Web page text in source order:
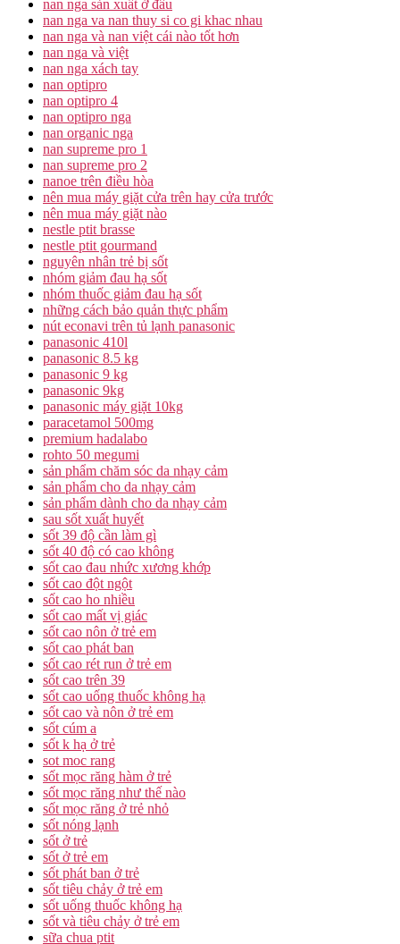
nan nga sản xuất ở đâu
nan nga va nan thuy si co gi khac nhau
nan nga và nan việt cái nào tốt hơn
nan nga và việt
nan nga xách tay
nan optipro
nan optipro 4
nan optipro nga
nan organic nga
nan supreme pro 1
nan supreme pro 2
nanoe trên điều hòa
nên mua máy giặt cửa trên hay cửa trước
nên mua máy giặt nào
nestle ptit brasse
nestle ptit gourmand
nguyên nhân trẻ bị sốt
nhóm giảm đau hạ sốt
nhóm thuốc giảm đau hạ sốt
những cách bảo quản thực phẩm
nút econavi trên tủ lạnh panasonic
panasonic 410l
panasonic 8.5 kg
panasonic 9 kg
panasonic 9kg
panasonic máy giặt 10kg
paracetamol 500mg
premium hadalabo
rohto 50 megumi
sản phẩm chăm sóc da nhạy cảm
sản phẩm cho da nhạy cảm
sản phẩm dành cho da nhạy cảm
sau sốt xuất huyết
sốt 39 độ cần làm gì
sốt 40 độ có cao không
sốt cao đau nhức xương khớp
sốt cao đột ngột
sốt cao ho nhiều
sốt cao mất vị giác
sốt cao nôn ở trẻ em
sốt cao phát ban
sốt cao rét run ở trẻ em
sốt cao trên 39
sốt cao uống thuốc không hạ
sốt cao và nôn ở trẻ em
sốt cúm a
sốt k hạ ở trẻ
sot moc rang
sốt mọc răng hàm ở trẻ
sốt mọc răng như thế nào
sốt mọc răng ở trẻ nhỏ
sốt nóng lạnh
sốt ở trẻ
sốt ở trẻ em
sốt phát ban ở trẻ
sốt tiêu chảy ở trẻ em
sốt uống thuốc không hạ
sốt và tiêu chảy ở trẻ em
sữa chua ptit